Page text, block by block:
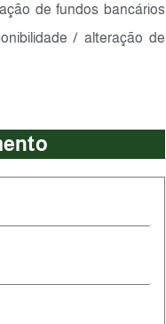
de fundos bancários
/ alteração de